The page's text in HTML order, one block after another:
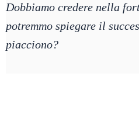
Dobbiamo credere nella
potremmo spiegare il
piacciono?